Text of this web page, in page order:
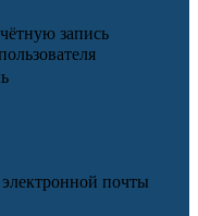
запись
почты